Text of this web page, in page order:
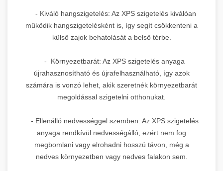
- Kiváló hangszigetelés: Az XPS szigetelés kiválóan
működik hangszigetelésként is, így segít csökkenteni a
külső zajok behatolását a belső térbe.
- Környezetbarát: Az XPS szigetelés anyaga
újrahasznosítható és újrafelhasználható, így azok
számára is vonzó lehet, akik szeretnék környezetbarát
megoldással szigetelni otthonukat.
- Ellenálló nedvességgel szemben: Az XPS szigetelés
anyaga rendkívül nedvességálló, ezért nem fog
megbomlani vagy elrohadni hosszú távon, még a
nedves környezetben vagy nedves falakon sem.